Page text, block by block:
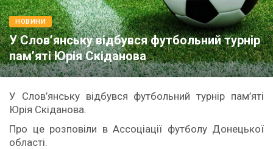
НОВИНИ
У Слов’янську відбувся футбольний турнір
пам’яті Юрія Скіданова
У Слов’янську відбувся футбольний турнір пам’яті
Юрія Скіданова.
Про це розповіли в Ассоціації футболу Донецької
області.